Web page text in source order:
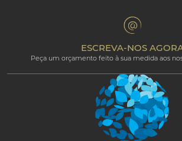
Programa de afiliados
Área Profissional
Termos e condições
ESCREVA-NOS
Peça um orçamento feito à sua medida aos